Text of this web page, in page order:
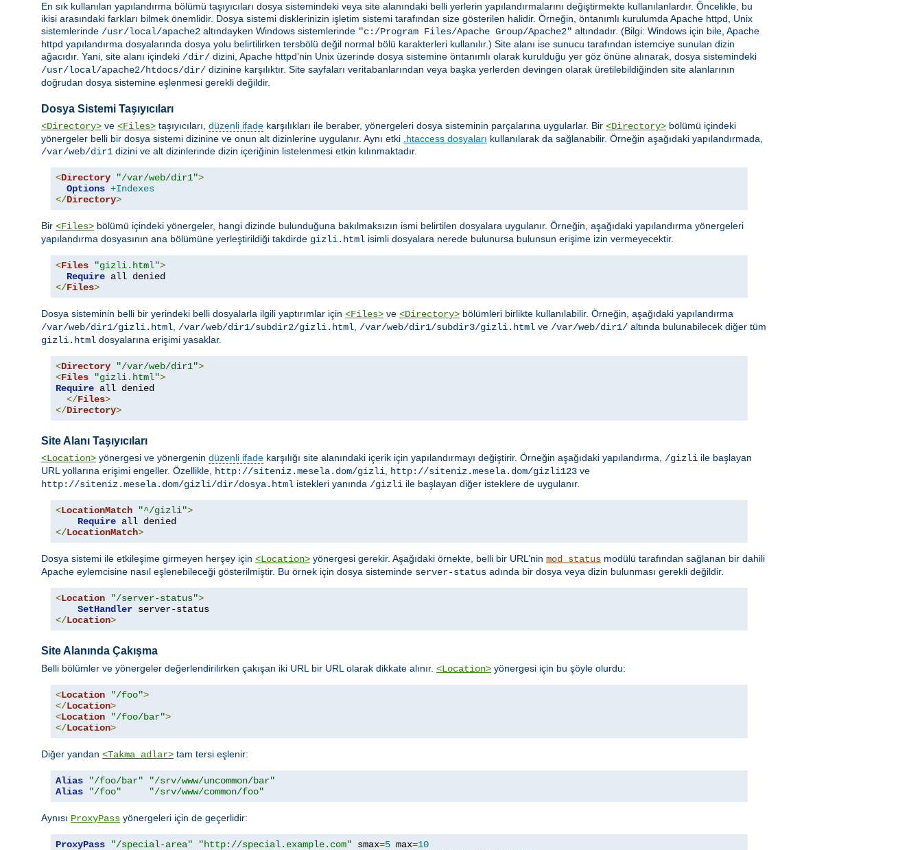
En sık kullanılan yapılandırma bölümü taşıyıcıları dosya sistemindeki veya site alanındaki belli yerlerin yapılandırmalarını değiştirmekte kullanılanlardır. Öncelikle, bu
ikisi arasındaki farkları bilmek önemlidir. Dosya sistemi disklerinizin işletim sistemi tarafından size gösterilen halidir. Örneğin, öntanımlı kurulumda Apache httpd, Unix
sistemlerinde /usr/local/apache2 altındayken Windows sistemlerinde "c:/Program Files/Apache Group/Apache2" altındadır. (Bilgi: Windows için bile, Apache
httpd yapılandırma dosyalarında dosya yolu belirtilirken tersbölü değil normal bölü karakterleri kullanılır.) Site alanı ise sunucu tarafından istemciye sunulan dizin
ağacıdır. Yani, site alanı içindeki /dir/ dizini, Apache httpd’nin Unix üzerinde dosya sistemine öntanımlı olarak kurulduğu yer göz önüne alınarak, dosya sistemindeki
/usr/local/apache2/htdocs/dir/ dizinine karşılıktır. Site sayfaları veritabanlarından veya başka yerlerden devingen olarak üretilebildiğinden site alanlarının
doğrudan dosya sistemine eşlenmesi gerekli değildir.
Dosya Sistemi Taşıyıcıları
<Directory> ve <Files> taşıyıcıları, düzenli ifade karşılıkları ile beraber, yönergeleri dosya sisteminin parçalarına uygularlar. Bir <Directory> bölümü içindeki
yönergeler belli bir dosya sistemi dizinine ve onun alt dizinlerine uygulanır. Aynı etki .htaccess dosyaları kullanılarak da sağlanabilir. Örneğin aşağıdaki yapılandırmada,
/var/web/dir1 dizini ve alt dizinlerinde dizin içeriğinin listelenmesi etkin kılınmaktadır.
<Directory "/var/web/dir1">
Options +Indexes
</Directory>
Bir <Files> bölümü içindeki yönergeler, hangi dizinde bulunduğuna bakılmaksızın ismi belirtilen dosyalara uygulanır. Örneğin, aşağıdaki yapılandırma yönergeleri
yapılandırma dosyasının ana bölümüne yerleştirildiği takdirde gizli.html isimli dosyalara nerede bulunursa bulunsun erişime izin vermeyecektir.
<Files "gizli.html">
Require
</Files>
Dosya sisteminin belli bir yerindeki belli dosyalarla ilgili yaptırımlar için <Files> ve <Directory> bölümleri birlikte kullanılabilir. Örneğin, aşağıdaki yapılandırma
/var/web/dir1/gizli.html, /var/web/dir1/subdir2/gizli.html, /var/web/dir1/subdir3/gizli.html ve /var/web/dir1/ altında bulunabilecek diğer tüm
gizli.html dosyalarına erişimi yasaklar.
<Directory "/var/web/dir1">
<Files "gizli.html">
Require all denied
</Files>
</Directory>
Site Alanı Taşıyıcıları
<Location> yönergesi ve yönergenin düzenli ifade karşılığı site alanındaki içerik için yapılandırmayı değiştirir. Örneğin aşağıdaki yapılandırma, /gizli ile başlayan
URL yollarına erişimi engeller. Özellikle, http://siteniz.mesela.dom/gizli, http://siteniz.mesela.dom/gizli123 ve
http://siteniz.mesela.dom/gizli/dir/dosya.html istekleri yanında /gizli ile başlayan diğer isteklere de uygulanır.
<LocationMatch "^/gizli">
Require
</LocationMatch>
Dosya sistemi ile etkileşime girmeyen herşey için <Location> yönergesi gerekir. Aşağıdaki örnekte, belli bir URL’nin mod_status modülü tarafından sağlanan bir dahili
Apache eylemcisine nasıl eşlenebileceği gösterilmiştir. Bu örnek için dosya sisteminde server-status adında bir dosya veya dizin bulunması gerekli değildir.
<Location "/server-status">
SetHandler
</Location>
Site Alanında Çakışma
Belli bölümler ve yönergeler değerlendirilirken çakışan iki URL bir URL olarak dikkate alınır. <Location> yönergesi için bu şöyle olurdu:
<Location "/foo">
</Location>
<Location "/foo/bar">
</Location>
Diğer yandan <Takma adlar> tam tersi eşlenir:
Alias "/foo/bar"
"/srv/www/uncommon/bar"
Alias
"/foo" "/srv/www/common/foo"
Aynısı ProxyPass yönergeleri için de geçerlidir:
ProxyPass "/special-area" "http://special.example.com" smax=5 max=10